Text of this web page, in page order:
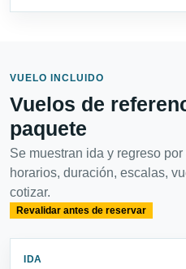
VUELO INCLUIDO
Vuelos de
paquete
Se muestran ida y regreso
horarios, duración, escalas,
cotizar.
Revalidar antes de reservar
IDA